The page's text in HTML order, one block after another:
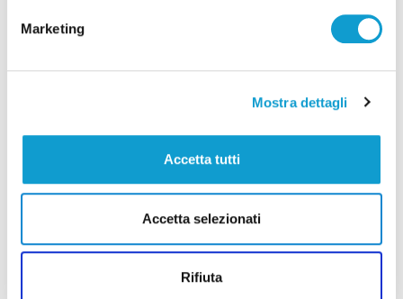
Marketing
Mostra dettagli
Accetta tutti
Accetta selezionati
Rifiuta
Samb-Lanciano 4-0, entrano Sgarbi e Perrotta
di Pier Paolo Flammini
Pubblicità